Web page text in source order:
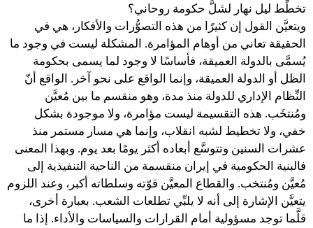
تخطِّط ليل نهار لشلَّ حكومة روحاني؟
ويتعيَّن القول إن كثيرًا من هذه التصوُّرات والأفكار، هي في
الحقيقة تعاني من أوهام المؤامرة. المشكلة ليست في وجود ما
يُسمَّى بالدولة العميقة، فأساسًا لا وجود لما يسمى بحكومة
الظل أو الدولة العميقة، وإنما الواقع على نحو آخر. الواقع أنّ
النِّظام الإداري للدولة منذ مدة، وهو منقسم ما بين مُعيَّن
ومُنتخَب. هذه التقسيمة ليست مؤامرة، ولا موجودة بشكل
خفي، ولا تخطيط لشبه انقلاب، وإنما هي مسار مستمر منذ
عشرات السنين وتتوسَّع أبعاده أكثر يومًا بعد يوم. وبهذا المعنى
فالبنية الحكومية في إيران منقسمة من الناحية التنفيذية إلى
مُعيَّن ومُنتخب. والقطاع المعيَّن قوّته وسلطاته أكبر، وعند اللزوم
يتعيَّن الإشارة إلى أنه لا يلبِّي تطلعات الشعب. بعبارة أخرى،
قلَّما توجد مسؤولية أمام القرارات والسياسات والأداء. إذا ما